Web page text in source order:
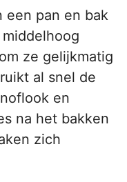
een pan en bak
ze gelijkmatig
al snel de
en
na het bakken
zich